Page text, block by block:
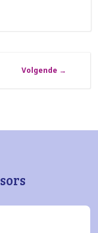
Volgende →